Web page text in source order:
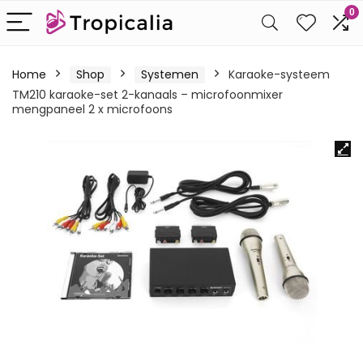
0
Home Shop Systemen
Karaoke-systeem
TM210 karaoke-set 2-kanaals – microfoonmixer
mengpaneel 2 x microfoons